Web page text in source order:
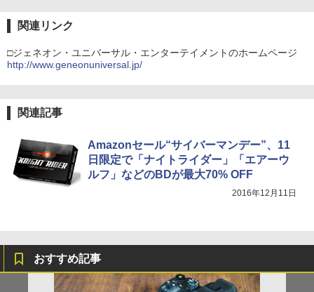
関連リンク
□ジェネオン・ユニバーサル・エンターテイメントのホームページ
http://www.geneonuniversal.jp/
関連記事
Amazonセール“サイバーマンデー”、11
日限定で「ナイトライダー」「エアーウ
ルフ」などのBDが最大70% OFF
2016年12月11日
おすすめ記事